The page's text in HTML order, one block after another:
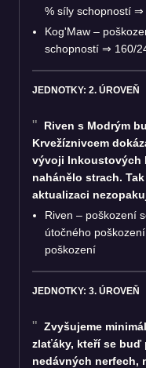
% síly schopností ⇒
Kog'Maw –
schopností ⇒ 160/
JEDNOTKY: 2. ÚROVEŇ
Riven s Modrým
Krvežíznivcem
vývoji Inkoustových
nahánělo strach.
aktualizaci
Riven – poškození
útočného poškození
poškození
JEDNOTKY: 3. ÚROVEŇ
Zvyšujeme
zlaťáky, kteří se buď
nedávných nerfech,